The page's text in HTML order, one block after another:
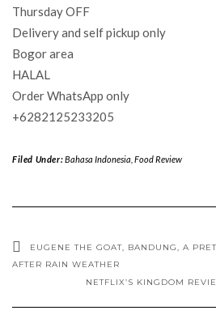
Thursday OFF
Delivery and self pickup only
Bogor area
HALAL
Order WhatsApp only
+6282125233205
Filed Under:Bahasa Indonesia Food Review
EUGENE THE GOAT, BANDUNG, A
AFTER RAIN WEATHER
NETFLIX’S KINGDOM